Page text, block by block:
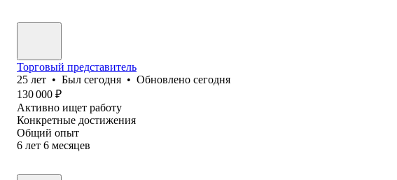
Торговый представитель
25 лет • Был сегодня • Обновлено сегодня
130 000 ₽
Активно ищет работу
Конкретные достижения
Общий опыт
6 лет 6 месяцев